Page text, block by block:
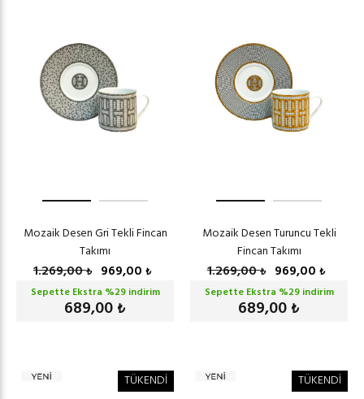
Mozaik Desen Gri Tekli Fincan
Takımı
1.269,00₺ 969,00 ₺
Sepette Ekstra %29indirim
689,00 ₺
Mozaik Desen Turuncu Tekli
Fincan Takımı
1.269,00₺ 969,00 ₺
Sepette Ekstra %29indirim
689,00 ₺
TÜKENDİ TÜKENDİ